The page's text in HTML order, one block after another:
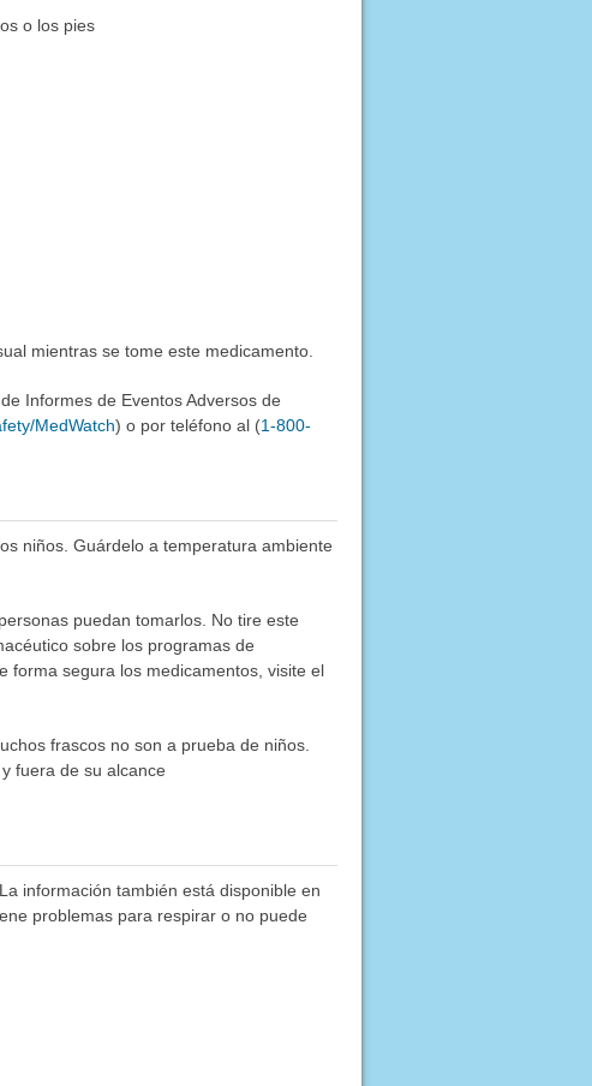
o los pies
mientras se tome este medicamento.
Informes de Eventos Adversos de
MedWatch) o por teléfono al (1-800-
niños. Guárdelo a temperatura ambiente
puedan tomarlos. No tire este
sobre los programas de
forma segura los medicamentos, visite el
frascos no son a prueba de niños.
fuera de su alcance
La información también está disponible en
problemas para respirar o no puede